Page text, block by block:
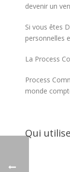
devenir un
Si vous êtes
personnelles
La Process
Process
monde
Qui